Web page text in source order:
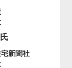
新聞社